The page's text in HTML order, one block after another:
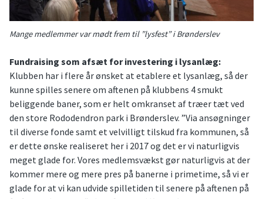
Mange medlemmer var mødt frem til ”lysfest” i Brønderslev
Fundraising som afsæt for investering i lysanlæg:
Klubben har i flere år ønsket at etablere et lysanlæg, så der
kunne spilles senere om aftenen på klubbens 4 smukt
beliggende baner, som er helt omkranset af træer tæt ved
den store Rododendron park i Brønderslev. ”Via ansøgninger
til diverse fonde samt et velvilligt tilskud fra kommunen, så
er dette ønske realiseret her i 2017 og det er vi naturligvis
meget glade for. Vores medlemsvækst gør naturligvis at der
kommer mere og mere pres på banerne i primetime, så vi er
glade for at vi kan udvide spilletiden til senere på aftenen på